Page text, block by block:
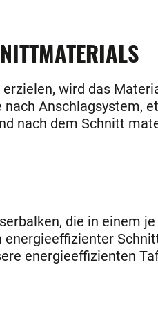
wird das
Anschlagsystem,
nach dem Schnitt
die in einem
energieeffizienten